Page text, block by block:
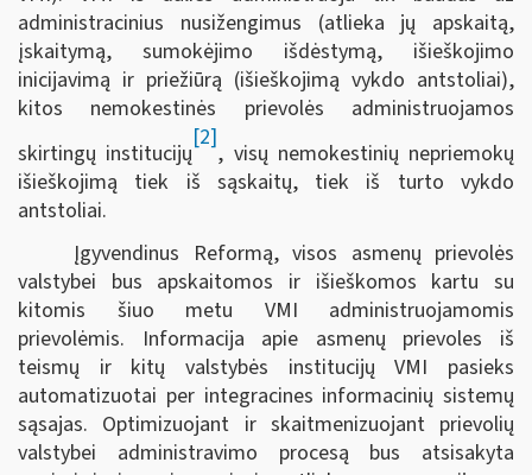
administracinius nusižengimus (atlieka jų apskaitą,
įskaitymą, sumokėjimo išdėstymą, išieškojimo
inicijavimą ir priežiūrą (išieškojimą vykdo antstoliai),
kitos nemokestinės prievolės administruojamos
skirtingų institucijų
[2]
, visų nemokestinių nepriemokų
išieškojimą tiek iš sąskaitų, tiek iš turto vykdo
antstoliai.
Įgyvendinus Reformą, visos asmenų prievolės
valstybei bus apskaitomos ir išieškomos kartu su
kitomis šiuo metu VMI administruojamomis
prievolėmis. Informacija apie asmenų prievoles iš
teismų ir kitų valstybės institucijų VMI pasieks
automatizuotai per integracines informacinių sistemų
sąsajas. Optimizuojant ir skaitmenizuojant prievolių
valstybei administravimo procesą bus atsisakyta